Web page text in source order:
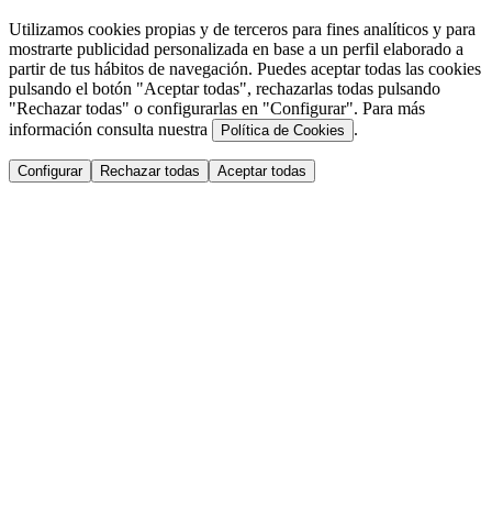
Utilizamos cookies propias y de terceros para fines analíticos y para
mostrarte publicidad personalizada en base a un perfil elaborado a
partir de tus hábitos de navegación. Puedes aceptar todas las cookies
pulsando el botón "Aceptar todas", rechazarlas todas pulsando
"Rechazar todas" o configurarlas en "Configurar". Para más
información consulta nuestra
Política de Cookies .
Configurar Rechazar todas Aceptar todas